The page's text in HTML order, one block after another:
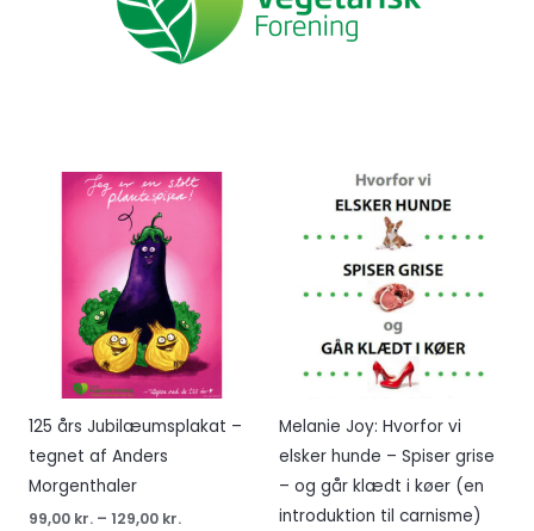
125 års Jubilæumsplakat –
tegnet af Anders
Morgenthaler
99,00 kr. – 129,00 kr.
Melanie Joy: Hvorfor vi
elsker hunde – Spiser grise
– og går klædt i køer (en
introduktion til carnisme)